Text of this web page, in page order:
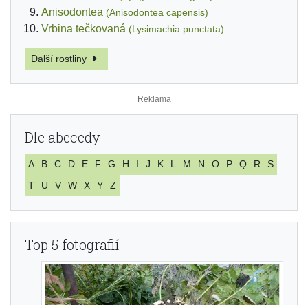
Anisodontea (Anisodontea capensis)
Vrbina tečkovaná (Lysimachia punctata)
Další rostliny
Dle abecedy
A B C D E F G H I J K L M N O P Q R
S
T
U V W X Y Z
Top 5 fotografií